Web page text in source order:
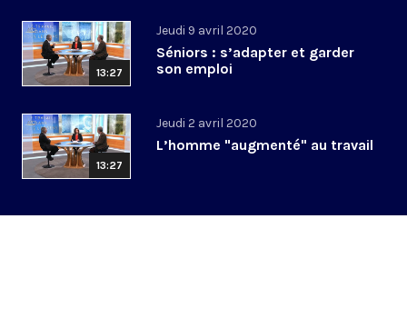
13:27
Jeudi 9 avril 2020
Séniors : s’adapter et garder
son emploi
13:27
Jeudi 2 avril 2020
L’homme "augmenté" au travail